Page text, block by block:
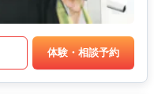
体験・相談予約